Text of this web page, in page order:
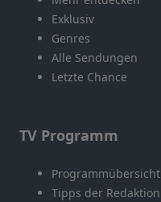
Exklusiv
Genres
Alle Sendungen
Letzte Chance
TV Programm
Programmübersicht
Tipps der Redaktion